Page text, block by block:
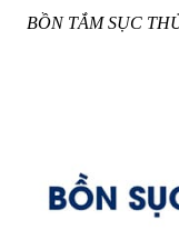
BỒN TẮM SỤC